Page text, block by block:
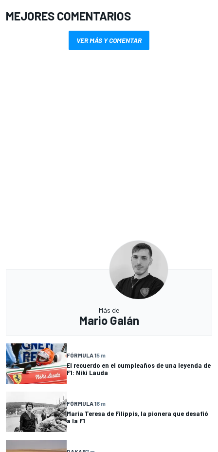
MEJORES COMENTARIOS
VER MÁS Y COMENTAR
Más de
Mario Galán
FÓRMULA 15 m
El recuerdo en el cumpleaños de una leyenda de
F1: Niki Lauda
FÓRMULA 16 m
Maria Teresa de Filippis, la pionera que desafió
a la F1